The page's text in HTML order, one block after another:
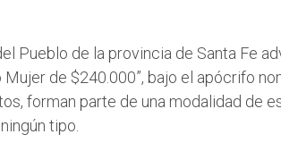
Pueblo de la provincia de Santa Fe
Mujer de $240.000”, bajo el apócrifo
forman parte de una modalidad de
tipo.